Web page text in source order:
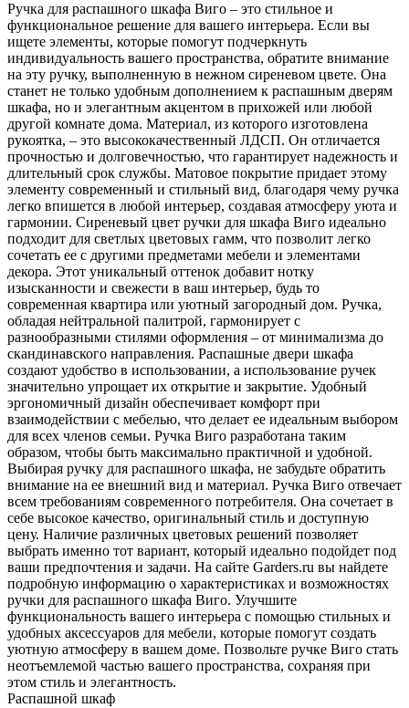
Ручка для распашного шкафа Виго – это стильное и
функциональное решение для вашего интерьера. Если вы
ищете элементы, которые помогут подчеркнуть
индивидуальность вашего пространства, обратите внимание
на эту ручку, выполненную в нежном сиреневом цвете. Она
станет не только удобным дополнением к распашным дверям
шкафа, но и элегантным акцентом в прихожей или любой
другой комнате дома. Материал, из которого изготовлена
рукоятка, – это высококачественный ЛДСП. Он отличается
прочностью и долговечностью, что гарантирует надежность и
длительный срок службы. Матовое покрытие придает этому
элементу современный и стильный вид, благодаря чему ручка
легко впишется в любой интерьер, создавая атмосферу уюта и
гармонии. Сиреневый цвет ручки для шкафа Виго идеально
подходит для светлых цветовых гамм, что позволит легко
сочетать ее с другими предметами мебели и элементами
декора. Этот уникальный оттенок добавит нотку
изысканности и свежести в ваш интерьер, будь то
современная квартира или уютный загородный дом. Ручка,
обладая нейтральной палитрой, гармонирует с
разнообразными стилями оформления – от минимализма до
скандинавского направления. Распашные двери шкафа
создают удобство в использовании, а использование ручек
значительно упрощает их открытие и закрытие. Удобный
эргономичный дизайн обеспечивает комфорт при
взаимодействии с мебелью, что делает ее идеальным выбором
для всех членов семьи. Ручка Виго разработана таким
образом, чтобы быть максимально практичной и удобной.
Выбирая ручку для распашного шкафа, не забудьте обратить
внимание на ее внешний вид и материал. Ручка Виго отвечает
всем требованиям современного потребителя. Она сочетает в
себе высокое качество, оригинальный стиль и доступную
цену. Наличие различных цветовых решений позволяет
выбрать именно тот вариант, который идеально подойдет под
ваши предпочтения и задачи. На сайте Garders.ru вы найдете
подробную информацию о характеристиках и возможностях
ручки для распашного шкафа Виго. Улучшите
функциональность вашего интерьера с помощью стильных и
удобных аксессуаров для мебели, которые помогут создать
уютную атмосферу в вашем доме. Позвольте ручке Виго стать
неотъемлемой частью вашего пространства, сохраняя при
этом стиль и элегантность.
Распашной шкаф